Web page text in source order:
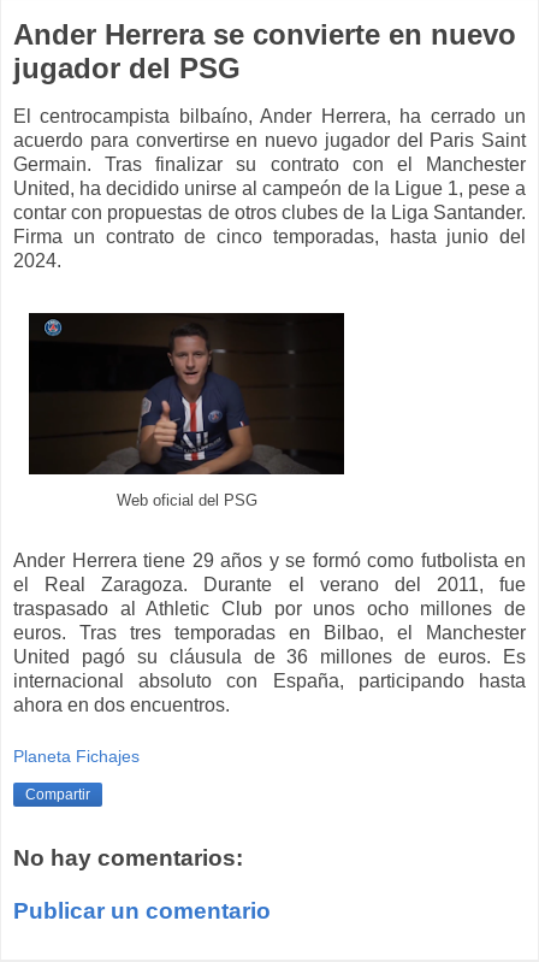
Ander Herrera se convierte en nuevo
jugador del PSG
El centrocampista bilbaíno, Ander Herrera, ha cerrado un
acuerdo para convertirse en nuevo jugador del Paris Saint
Germain. Tras finalizar su contrato con el Manchester
United, ha decidido unirse al campeón de la Ligue 1, pese a
contar con propuestas de otros clubes de la Liga Santander.
Firma un contrato de cinco temporadas, hasta junio del
2024.
Web oficial del PSG
Ander Herrera tiene 29 años y se formó como futbolista en
el Real Zaragoza. Durante el verano del 2011, fue
traspasado al Athletic Club por unos ocho millones de
euros. Tras tres temporadas en Bilbao, el Manchester
United pagó su cláusula de 36 millones de euros. Es
internacional absoluto con España, participando hasta
ahora en dos encuentros.
Planeta Fichajes
Compartir
No hay comentarios:
Publicar un comentario